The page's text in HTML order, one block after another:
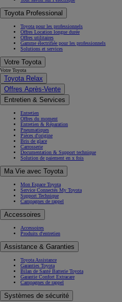
Toyota Professional
Toyota pour les professionnels
Offres Location longue durée
Offres utilitaires
Gamme électrifiée pour les professionnels
Solutions et services
Votre Toyota
Votre Toyota
Toyota Relax
Offres Après-Vente
Entretien & Services
Entretien
Offres du moment
Entretien & Réparation
Pneumatiques
Pièces d'origine
Bris de glace
Carrosserie
Documentation & Support technique
Solution de paiement en x fois
Ma Vie avec Toyota
Mon Espace Toyota
Service Connectés My Toyota
Support Technique
Campagnes de rappel
Accessoires
Accessoires
Produits d'entretien
Assistance & Garanties
Toyota Assistance
Garanties Toyota
Bilan de Santé Batterie Toyota
Garantie Confort Extracare
Campagnes de rappel
Systèmes de sécurité